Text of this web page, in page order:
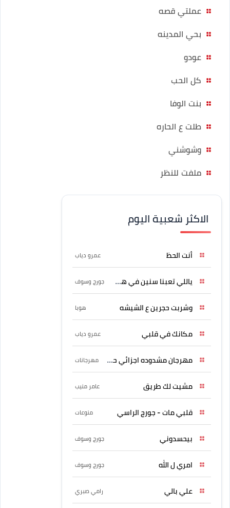
عملتي قصه
بحي المدينه
عودو
كل الحب
بنت الوفا
طلت ع الحاره
وشوشني
ملفت للنظر
الاكثر شعبية اليوم
أنت الحظ عمرو دياب
ياللي تعبنا سنين في هواه جورج وسوف
وشربت حجرين ع الشيشه هوبا
مكانك في قلبي عمرو دياب
مهرجان مشدوده اجزائي حربونى مهرجانات
مشيت لك طريق عامر منيب
قلبي مات - جورج الراسي منوعات
بيحسدوني جورج وسوف
امري ل الله جورج وسوف
علي بالي رامي صبري